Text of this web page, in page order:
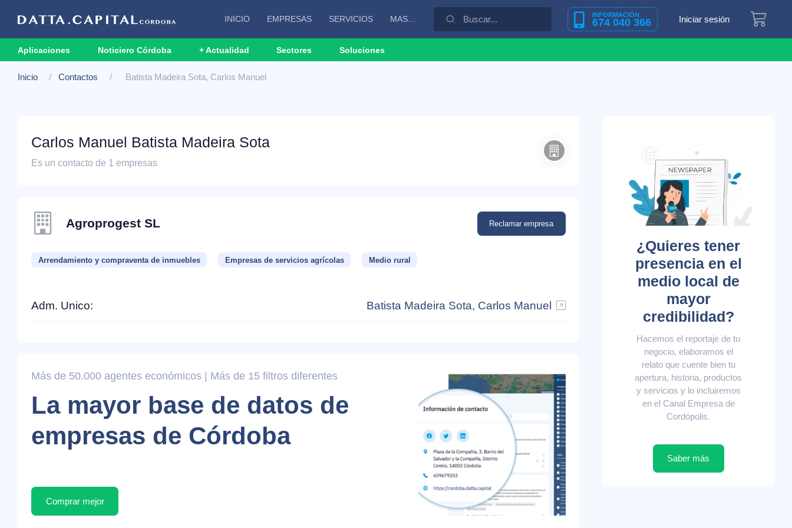
INICIO EMPRESAS SERVICIOS MAS... INFORMACIÓN
674 040 366 Iniciar sesión
Aplicaciones Noticiero Córdoba + Actualidad Sectores Soluciones
Inicio Contactos Batista Madeira Sota, Carlos Manuel
Carlos Manuel Batista Madeira Sota
Es un contacto de 1 empresas
Agroprogest SL Reclamar empresa
Arrendamiento y compraventa de inmuebles Empresas de servicios agrícolas Medio rural
Adm. Unico: Batista Madeira Sota, Carlos Manuel
Más de 50.000 agentes económicos | Más de 15 filtros diferentes
La mayor base de datos de
empresas de Córdoba
Comprar mejor
¿Quieres tener
presencia en el
medio local de
mayor
credibilidad?
Hacemos el reportaje de tu
negocio, elaboramos el
relato que cuente bien tu
apertura, historia, productos
y servicios y lo incluiremos
en el Canal Empresa de
Cordópolis.
Saber más